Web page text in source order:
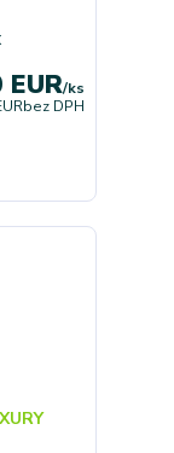
EUR/ks
bez DPH